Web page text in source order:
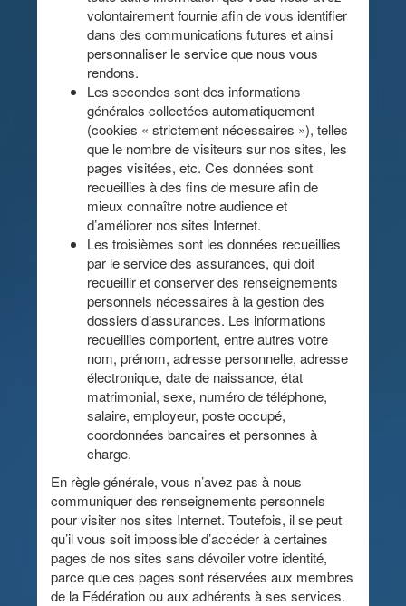
volontairement fournie afin de vous identifier
dans des communications futures et ainsi
personnaliser le service que nous vous
rendons.
Les secondes sont des informations
générales collectées automatiquement
(cookies « strictement nécessaires »), telles
que le nombre de visiteurs sur nos sites, les
pages visitées, etc. Ces données sont
recueillies à des fins de mesure afin de
mieux connaître notre audience et
d’améliorer nos sites Internet.
Les troisièmes sont les données recueillies
par le service des assurances, qui doit
recueillir et conserver des renseignements
personnels nécessaires à la gestion des
dossiers d’assurances. Les informations
recueillies comportent, entre autres votre
nom, prénom, adresse personnelle, adresse
électronique, date de naissance, état
matrimonial, sexe, numéro de téléphone,
salaire, employeur, poste occupé,
coordonnées bancaires et personnes à
charge.
En règle générale, vous n’avez pas à nous
communiquer des renseignements personnels
pour visiter nos sites Internet. Toutefois, il se peut
qu’il vous soit impossible d’accéder à certaines
pages de nos sites sans dévoiler votre identité,
parce que ces pages sont réservées aux membres
de la Fédération ou aux adhérents à ses services.